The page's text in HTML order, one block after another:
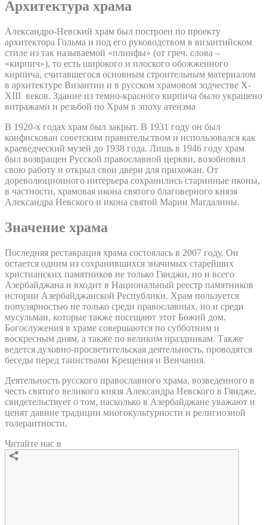
Архитектура храма
Александро-Невский храм был построен по проекту
архитектора Гольма и под его руководством в византийском
стиле из так называемой «плинфы» (от греч. слова –
«кирпич»), то есть широкого и плоского обожженного
кирпича, считавшегося основным строительным материалом
в архитектуре Византии и в русском храмовом зодчестве X-
XIII веков. Здание из темно-красного кирпича было украшено
витражами и резьбой по Храм в эпоху атеизма
В 1920-х годах храм был закрыт. В 1931 году он был
конфискован советским правительством и использовался как
краеведческий музей до 1938 года. Лишь в 1946 году храм
был возвращен Русской православной церкви, возобновил
свою работу и открыл свои двери для прихожан. От
дореволюционного интерьера сохранились старинные иконы,
в частности, храмовая икона святого благоверного князя
Александра Невского и икона святой Марии Магдалины.
Значение храма
Последняя реставрация храма состоялась в 2007 году. Он
остается одним из сохранившихся значимых старейших
христианских памятников не только Гянджи, но и всего
Азербайджана и входит в Национальный реестр памятников
истории Азербайджанской Республики. Храм пользуется
популярностью не только среди православных, но и среди
мусульман, которые также посещают этот Божий дом.
Богослужения в храме совершаются по субботним и
воскресным дням, а также по великим праздникам. Также
ведется духовно-просветительская деятельность, проводятся
беседы перед таинствами Крещения и Венчания.
Деятельность русского православного храма, возведенного в
честь святого великого князя Александра Невского в Гяндже,
свидетельствует о том, насколько в Азербайджане уважают и
ценят давние традиции многокультурности и религиозной
толерантности.
Читайте нас в